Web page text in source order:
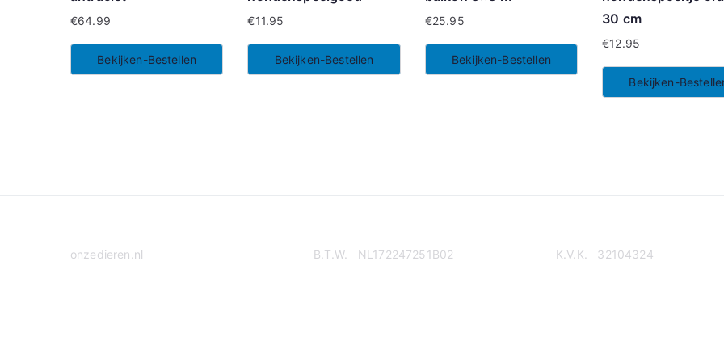
€64.99
Bekijken-Bestellen
€11.95
Bekijken-Bestellen
€25.95
Bekijken-Bestellen
30 cm
€12.95
Bekijken-
onzedieren.nl B.T.W. NL172247251B02 K.V.K. 32104324